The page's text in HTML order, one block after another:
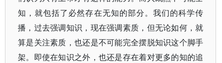
知，就包括了必然存在无知的部分。我们的科学传
播，过去强调知识，现在强调素质，但无论如何，就
算是关注素质，也还是不可能完全摆脱知识这个脚手
架。即使在知识之外，也还是存在着对更多的知的追